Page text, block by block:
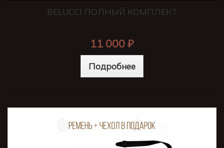
BELUCCI ПОЛНЫЙ КОМПЛЕКТ
11 000 ₽
Подробнее